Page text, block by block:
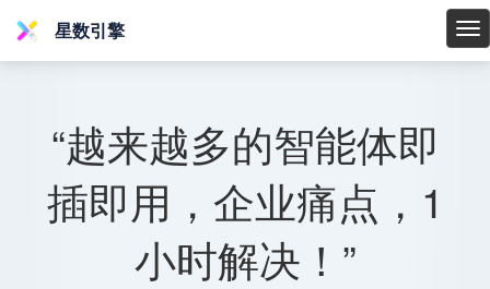
星
星数引擎
“越来越多的智能体即
插即用，企业痛点，1
小时解决！”